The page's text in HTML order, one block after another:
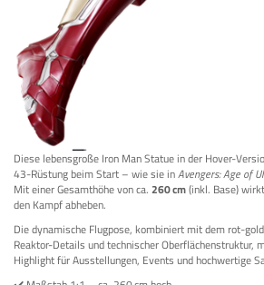
Diese lebensgroße Iron Man Statue in der Hover-
43-Rüstung beim Start – wie sie inAvengers: Age of
Mit einer Gesamthöhe von ca. 260 cm(inkl. Base)
den Kampf abheben.
Die dynamische Flugpose, kombiniert mit dem rot-
Reaktor-Details und technischer Oberflächenstruktur,
Highlight für Ausstellungen, Events und hochwertige